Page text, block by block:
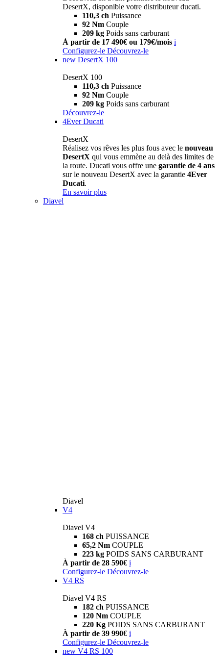
DesertX, disponible votre distributeur ducati.
110,3 ch Puissance
92 Nm Couple
209 kg Poids sans carburant
À partir de 17 490€ ou 179€/mois i
Configurez-le Découvrez-le
new DesertX 100
DesertX 100
110,3 ch Puissance
92 Nm Couple
209 kg Poids sans carburant
Découvrez-le
4Ever Ducati
DesertX
Réalisez vos rêves les plus fous avec le nouveau
DesertX qui vous emmène au delà des limites de
la route. Ducati vous offre une garantie de 4 ans
sur le nouveau DesertX avec la garantie 4Ever
Ducati.
En savoir plus
Diavel
Diavel
V4
Diavel V4
168 ch PUISSANCE
65,2 Nm COUPLE
223 kg POIDS SANS CARBURANT
À partir de 28 590€ i
Configurez-le Découvrez-le
V4 RS
Diavel V4 RS
182 ch PUISSANCE
120 Nm COUPLE
220 Kg POIDS SANS CARBURANT
À partir de 39 990€ i
Configurez-le Découvrez-le
new V4 RS 100